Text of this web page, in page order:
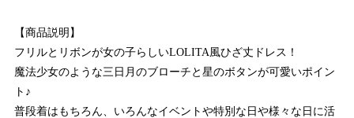
【商品説明】
フリルとリボンが女の子らしいLOLITA風ひざ丈ドレス！
魔法少女のような三日月のブローチと星のボタンが可愛いポイン
ト♪
普段着はもちろん、いろんなイベントや特別な日や様々な日に活